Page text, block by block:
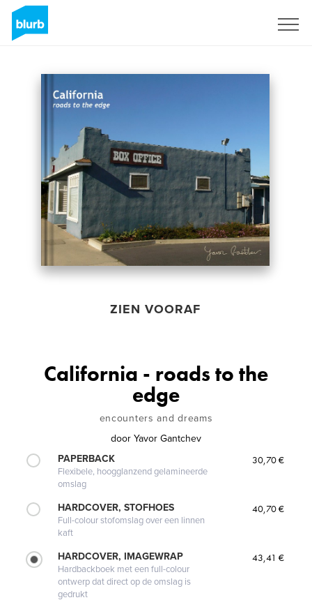
ZIEN VOORAF
California - roads to the
edge
encounters and dreams
door Yavor Gantchev
PAPERBACK
Flexibele, hoogglanzend gelamineerde
omslag
30,70 €
HARDCOVER, STOFHOES
Full-colour stofomslag over een linnen
kaft
40,70 €
HARDCOVER, IMAGEWRAP
Hardbackboek met een full-colour
ontwerp dat direct op de omslag is
gedrukt
43,41 €